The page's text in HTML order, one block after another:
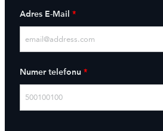
Adres E-Mail *
Numer telefonu *